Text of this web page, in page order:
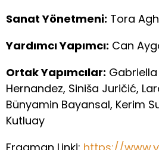
Sanat Yönetmeni: Tora
Yardımcı Yapımcı: Can
Ortak Yapımcılar:
Hernandez, Siniša Juričić,
Bünyamin Bayansal, Kerim
Kutluay